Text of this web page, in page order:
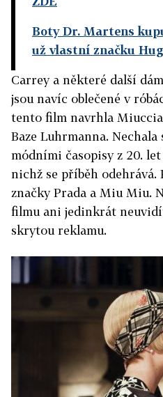
Boty Dr. Martens
už vlastní značku
Carrey a některé další
jsou navíc oblečené v
tento film navrhla
Baze Luhrmanna.
módními časopisy z 20.
nichž se příběh
značky Prada a Miu Miu.
filmu ani jedinkrát
skrytou reklamu.